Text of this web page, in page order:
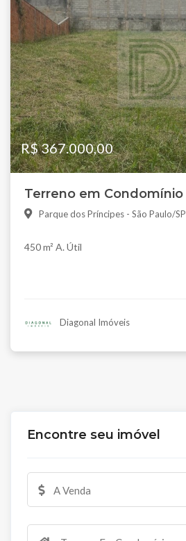
Encontre seu imóvel
A Venda
R$ 367.000,00
Terreno em Condomínio
Parque dos Príncipes - São Paulo/SP
450 m² A. Útil
Diagonal Imóveis